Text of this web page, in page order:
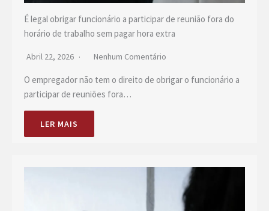
É legal obrigar funcionário a participar de reunião fora do
horário de trabalho sem pagar hora extra
Abril 22, 2026 Nenhum Comentário
O empregador não tem o direito de obrigar o funcionário a
participar de reuniões fora…
LER MAIS